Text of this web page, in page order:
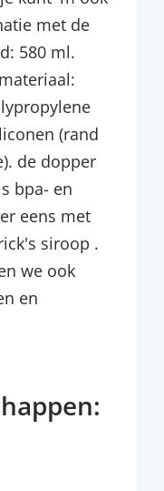
met de
580 ml.
(rand
de dopper
bpa- en
eens met
siroop .
we ook
en